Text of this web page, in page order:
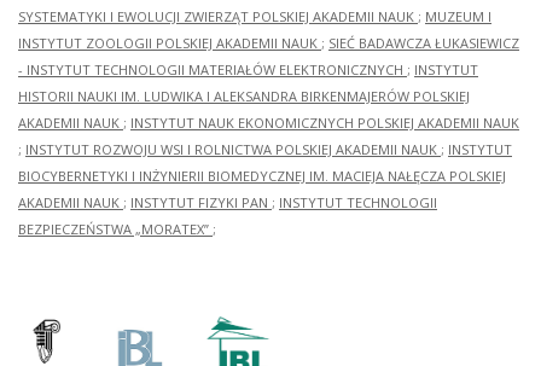
SYSTEMATYKI I EWOLUCJI ZWIERZĄT POLSKIEJ AKADEMII NAUK ; MUZEUM I
INSTYTUT ZOOLOGII POLSKIEJ AKADEMII NAUK ; SIEĆ BADAWCZA ŁUKASIEWICZ
- INSTYTUT TECHNOLOGII MATERIAŁÓW ELEKTRONICZNYCH ; INSTYTUT
HISTORII NAUKI IM. LUDWIKA I ALEKSANDRA BIRKENMAJERÓW POLSKIEJ
AKADEMII NAUK ; INSTYTUT NAUK EKONOMICZNYCH POLSKIEJ AKADEMII NAUK
; INSTYTUT ROZWOJU WSI I ROLNICTWA POLSKIEJ AKADEMII NAUK ; INSTYTUT
BIOCYBERNETYKI I INŻYNIERII BIOMEDYCZNEJ IM. MACIEJA NAŁĘCZA POLSKIEJ
AKADEMII NAUK ; INSTYTUT FIZYKI PAN ; INSTYTUT TECHNOLOGII
BEZPIECZEŃSTWA „MORATEX” ;